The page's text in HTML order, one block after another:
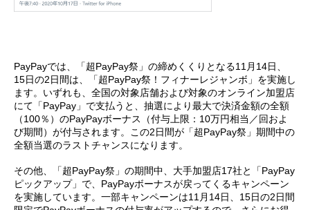
PayPayでは、「超PayPay祭」の締めくくりとなる11月14日、
15日の2日間は、「超PayPay祭！フィナーレジャンボ」を実施し
ます。いずれも、全国の対象店舗および対象のオンライン加盟店
にて「PayPay」で支払うと、抽選により最大で決済金額の全額
（100％）のPayPayボーナス（付与上限：10万円相当／回およ
び期間）が付与されます。この2日間が「超PayPay祭」期間中の
全額当選のラストチャンスになります。
その他、「超PayPay祭」の期間中、大手加盟店17社と「PayPay
ピックアップ」で、PayPayボーナスが戻ってくるキャンペーン
を実施しています。一部キャンペーンは11月14日、15日の2日間